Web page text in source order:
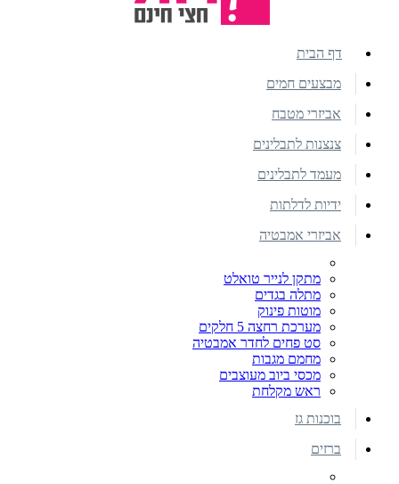
דף הבית
מבצעים חמים
אביזרי מטבח
צנצנות לתבלינים
מעמד לתבלינים
ידיות לדלתות
אביזרי אמבטיה
מתקן לנייר טואלט
מתלה בגדים
מוטות פינוק
מערכת רחצה 5 חלקים
סט פחים לחדר אמבטיה
מחמם מגבות
מכסי ביוב מעוצבים
ראש מקלחת
בוכנות גז
ברזים